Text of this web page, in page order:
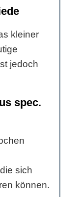
kleiner
jedoch
spec.
sich
können.